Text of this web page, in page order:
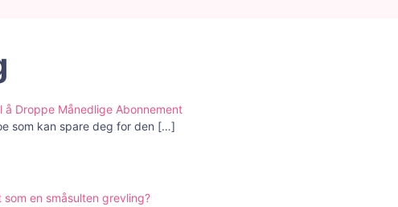
å Droppe Månedlige Abonnement
som kan spare deg for den […]
en småsulten grevling?